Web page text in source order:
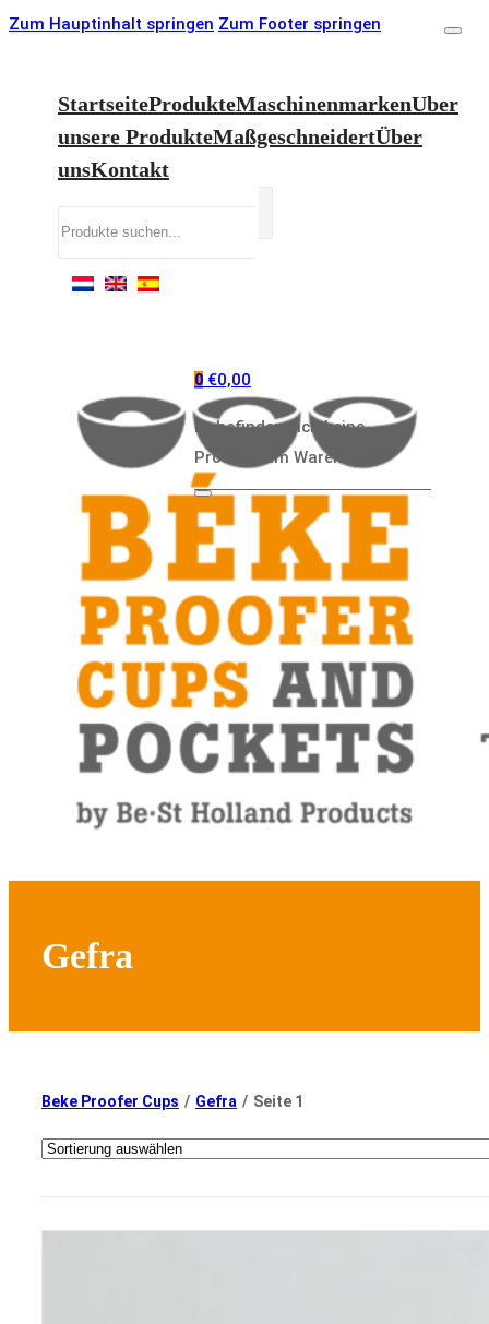
Zum Hauptinhalt springen Zum Footer springen
StartseiteProdukteMaschinenmarkenUber
unsere ProdukteMaßgeschneidertÜber
unsKontakt
0 €0,00
Es befinden sich keine
Produkte im Warenkorb.
Gefra
Beke Proofer Cups / Gefra / Seite 1